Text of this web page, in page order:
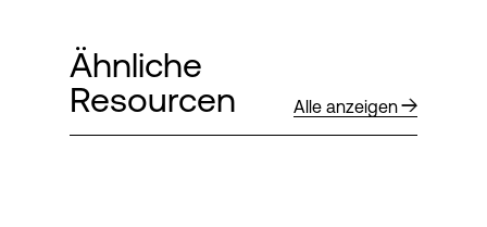
Ähnliche
Resourcen
Alle anzeigen